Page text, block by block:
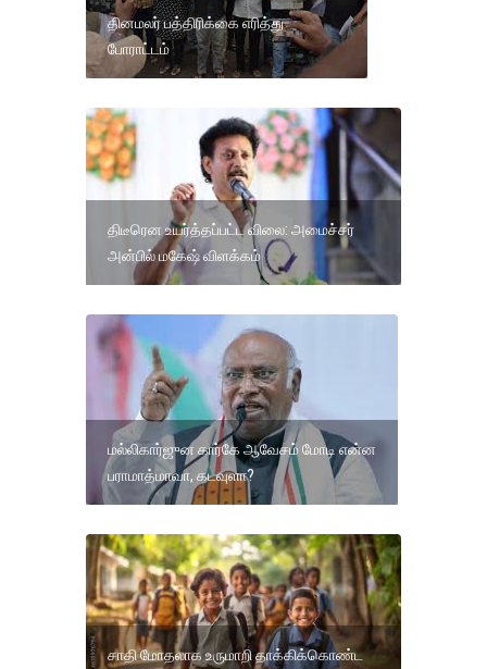
தினமலர் பத்திரிக்கை எரித்து
போராட்டம்
திடீரென உயர்த்தப்பட்ட விலை: அமைச்சர்
அன்பில் மகேஷ் விளக்கம்
மல்லிகார்ஜுன கார்கே ஆவேசம் மோடி என்ன
பராமாத்மாவா, கடவுளா?
சாதி மோதலாக உருமாறி தாக்கிக்கொண்ட